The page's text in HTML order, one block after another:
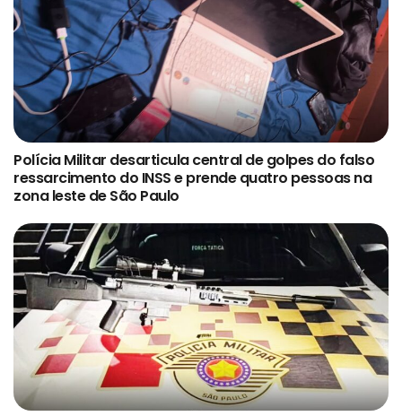
Polícia Militar desarticula central de golpes do falso
ressarcimento do INSS e prende quatro pessoas na
zona leste de São Paulo